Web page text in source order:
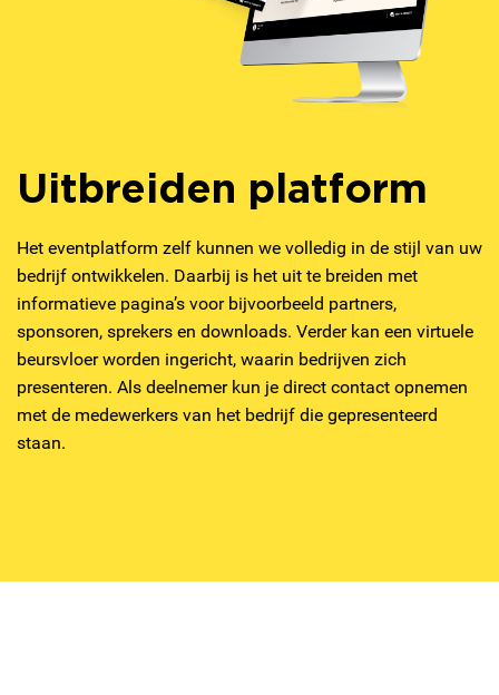
Uitbreiden platform
Het eventplatform zelf kunnen we volledig in de stijl van uw
bedrijf ontwikkelen. Daarbij is het uit te breiden met
informatieve pagina’s voor bijvoorbeeld partners,
sponsoren, sprekers en downloads. Verder kan een virtuele
beursvloer worden ingericht, waarin bedrijven zich
presenteren. Als deelnemer kun je direct contact opnemen
met de medewerkers van het bedrijf die gepresenteerd
staan.